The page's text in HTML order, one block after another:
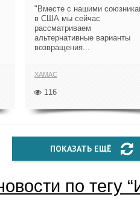
"Вместе с нашими
в США мы сейчас
рассматриваем
альтернативные варианты
возвращения...
ХАМАС
116
ПОКАЗАТЬ ЕЩЁ
по тегу “